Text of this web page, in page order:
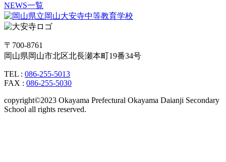
NEWS一覧
〒700-8761
岡山県岡山市北区北長瀬本町19番34号
TEL : 086-255-5013
FAX : 086-255-5030
copyright©2023 Okayama Prefectural Okayama Daianji Secondary
School all rights reserved.